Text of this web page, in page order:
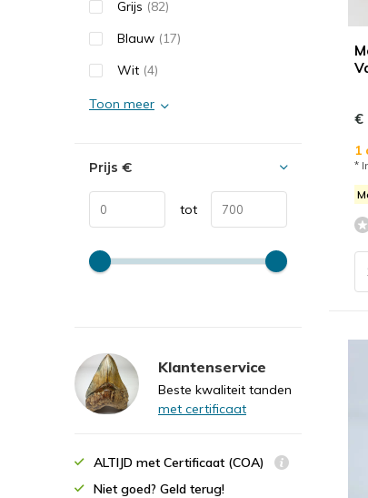
€
1
*
Grijs (82)
Blauw (17)
Wit (4)
Toon meer
Prijs €
tot
Klantenservice
Beste kwaliteit tanden
met certificaat
ALTIJD met Certificaat (COA)
Niet goed? Geld terug!